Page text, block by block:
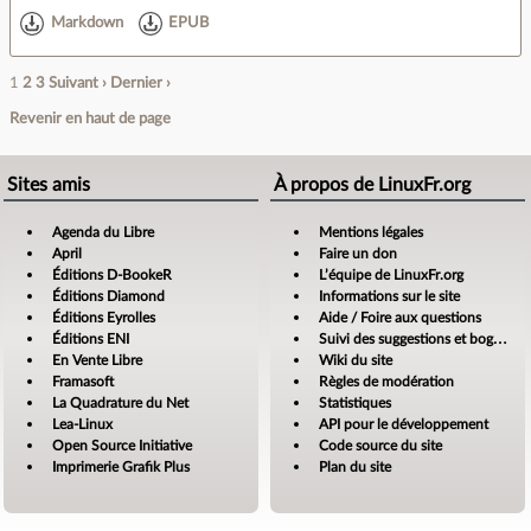
Markdown EPUB
1 2 3 Suivant › Dernier ›
Revenir en haut de page
Sites amis
Agenda du Libre
April
Éditions D-BookeR
Éditions Diamond
Éditions Eyrolles
Éditions ENI
En Vente Libre
Framasoft
La Quadrature du Net
Lea-Linux
Open Source Initiative
Imprimerie Grafik Plus
À propos de LinuxFr.org
Mentions légales
Faire un don
L’équipe de LinuxFr.org
Informations sur le site
Aide / Foire aux questions
Suivi des suggestions et bogues
Wiki du site
Règles de modération
Statistiques
API pour le développement
Code source du site
Plan du site